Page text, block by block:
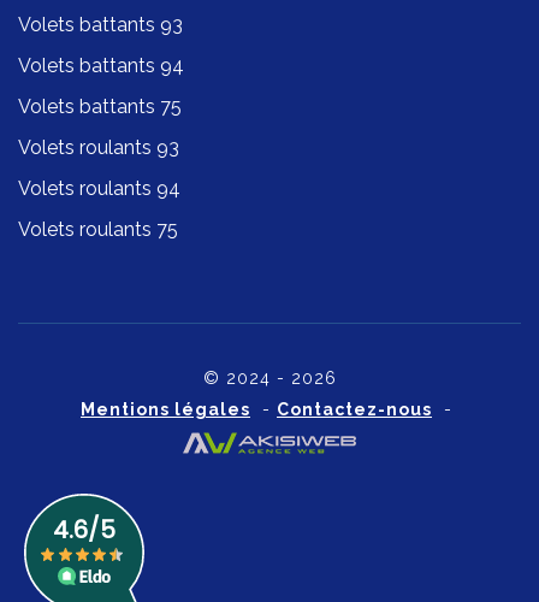
Volets battants 93
Volets battants 94
Volets battants 75
Volets roulants 93
Volets roulants 94
Volets roulants 75
© 2024 - 2026
Mentions légales - Contactez-nous -